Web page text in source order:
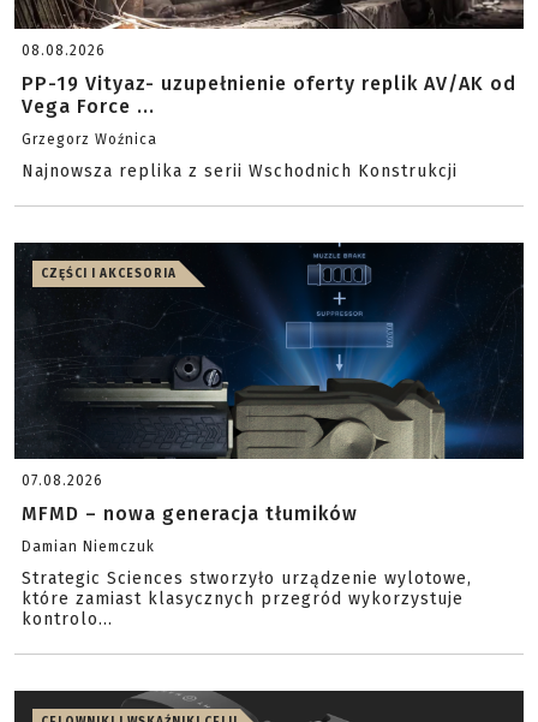
08.08.2026
PP-19 Vityaz- uzupełnienie oferty replik AV/AK od
Vega Force ...
Grzegorz Woźnica
Najnowsza replika z serii Wschodnich Konstrukcji
CZĘŚCI I AKCESORIA
07.08.2026
MFMD – nowa generacja tłumików
Damian Niemczuk
Strategic Sciences stworzyło urządzenie wylotowe,
które zamiast klasycznych przegród wykorzystuje
kontrolo...